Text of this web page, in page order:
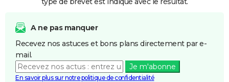
A ne pas manquer
Recevez nos astuces et bons plans directement par e-
mail.
Je m'abonne
En savoir plus sur notre politique de confidentialité